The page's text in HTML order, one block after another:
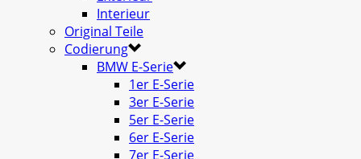
Interieur
Original Teile
Codierung
BMW E-Serie
1er E-Serie
3er E-Serie
5er E-Serie
6er E-Serie
7er E-Serie